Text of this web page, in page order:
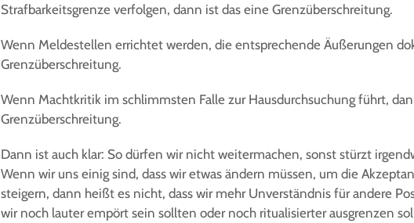
Strafbarkeitsgrenze verfolgen, dann ist das eine Grenzüberschreitung.
Wenn Meldestellen errichtet werden, die entsprechende Äußerungen
Grenzüberschreitung.
Wenn Machtkritik im schlimmsten Falle zur Hausdurchsuchung führt,
Grenzüberschreitung.
Dann ist auch klar: So dürfen wir nicht weitermachen, sonst stürzt
Wenn wir uns einig sind, dass wir etwas ändern müssen, um die
steigern, dann heißt es nicht, dass wir mehr Unverständnis für andere
wir noch lauter empört sein sollten oder noch ritualisierter ausgrenzen